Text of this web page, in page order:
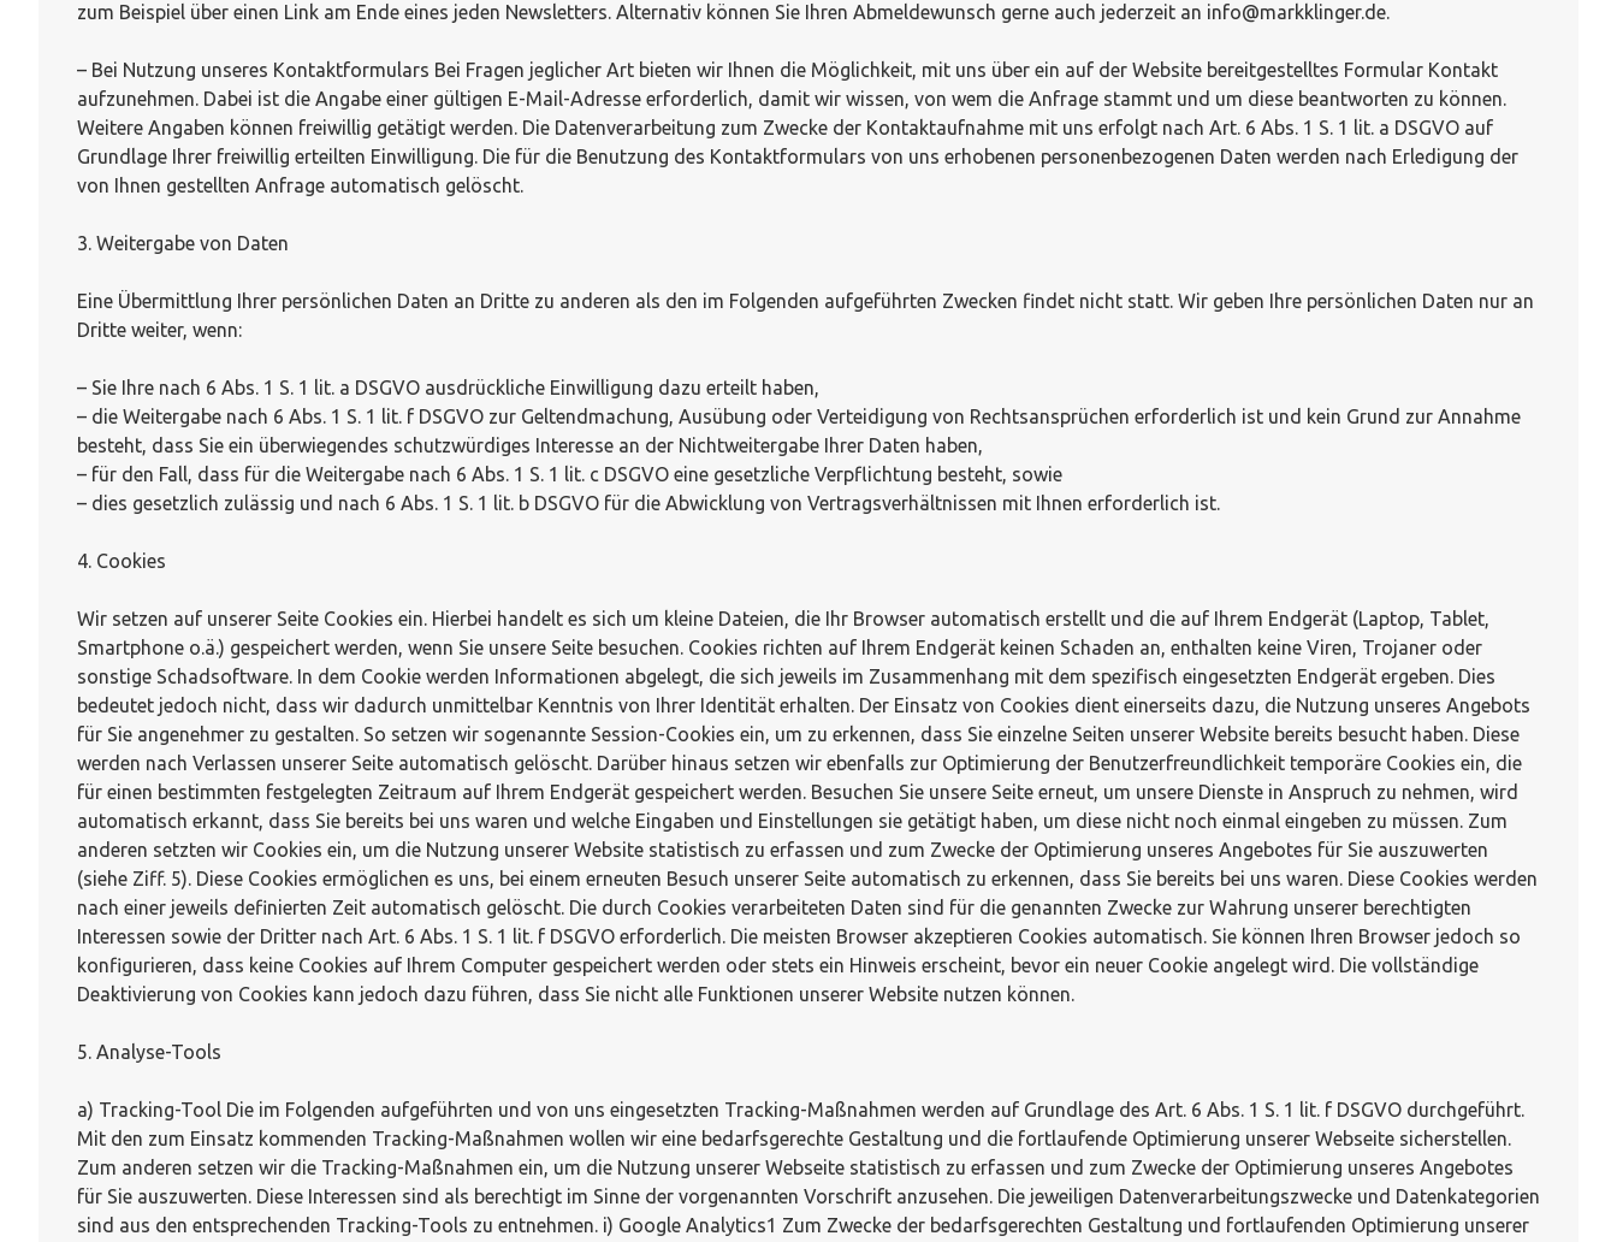
zum Beispiel über einen Link am Ende eines jeden Newsletters. Alternativ können Sie Ihren Abmeldewunsch gerne auch jederzeit an info@markklinger.de.
– Bei Nutzung unseres Kontaktformulars Bei Fragen jeglicher Art bieten wir Ihnen die Möglichkeit, mit uns über ein auf der Website bereitgestelltes Formular Kontakt
aufzunehmen. Dabei ist die Angabe einer gültigen E-Mail-Adresse erforderlich, damit wir wissen, von wem die Anfrage stammt und um diese beantworten zu können.
Weitere Angaben können freiwillig getätigt werden. Die Datenverarbeitung zum Zwecke der Kontaktaufnahme mit uns erfolgt nach Art. 6 Abs. 1 S. 1 lit. a DSGVO auf
Grundlage Ihrer freiwillig erteilten Einwilligung. Die für die Benutzung des Kontaktformulars von uns erhobenen personenbezogenen Daten werden nach Erledigung der
von Ihnen gestellten Anfrage automatisch gelöscht.
3. Weitergabe von Daten
Eine Übermittlung Ihrer persönlichen Daten an Dritte zu anderen als den im Folgenden aufgeführten Zwecken findet nicht statt. Wir geben Ihre persönlichen Daten nur an
Dritte weiter, wenn:
– Sie Ihre nach 6 Abs. 1 S. 1 lit. a DSGVO ausdrückliche Einwilligung dazu erteilt haben,
– die Weitergabe nach 6 Abs. 1 S. 1 lit. f DSGVO zur Geltendmachung, Ausübung oder Verteidigung von Rechtsansprüchen erforderlich ist und kein Grund zur Annahme
besteht, dass Sie ein überwiegendes schutzwürdiges Interesse an der Nichtweitergabe Ihrer Daten haben,
– für den Fall, dass für die Weitergabe nach 6 Abs. 1 S. 1 lit. c DSGVO eine gesetzliche Verpflichtung besteht, sowie
– dies gesetzlich zulässig und nach 6 Abs. 1 S. 1 lit. b DSGVO für die Abwicklung von Vertragsverhältnissen mit Ihnen erforderlich ist.
4. Cookies
Wir setzen auf unserer Seite Cookies ein. Hierbei handelt es sich um kleine Dateien, die Ihr Browser automatisch erstellt und die auf Ihrem Endgerät (Laptop, Tablet,
Smartphone o.ä.) gespeichert werden, wenn Sie unsere Seite besuchen. Cookies richten auf Ihrem Endgerät keinen Schaden an, enthalten keine Viren, Trojaner oder
sonstige Schadsoftware. In dem Cookie werden Informationen abgelegt, die sich jeweils im Zusammenhang mit dem spezifisch eingesetzten Endgerät ergeben. Dies
bedeutet jedoch nicht, dass wir dadurch unmittelbar Kenntnis von Ihrer Identität erhalten. Der Einsatz von Cookies dient einerseits dazu, die Nutzung unseres Angebots
für Sie angenehmer zu gestalten. So setzen wir sogenannte Session-Cookies ein, um zu erkennen, dass Sie einzelne Seiten unserer Website bereits besucht haben. Diese
werden nach Verlassen unserer Seite automatisch gelöscht. Darüber hinaus setzen wir ebenfalls zur Optimierung der Benutzerfreundlichkeit temporäre Cookies ein, die
für einen bestimmten festgelegten Zeitraum auf Ihrem Endgerät gespeichert werden. Besuchen Sie unsere Seite erneut, um unsere Dienste in Anspruch zu nehmen, wird
automatisch erkannt, dass Sie bereits bei uns waren und welche Eingaben und Einstellungen sie getätigt haben, um diese nicht noch einmal eingeben zu müssen. Zum
anderen setzten wir Cookies ein, um die Nutzung unserer Website statistisch zu erfassen und zum Zwecke der Optimierung unseres Angebotes für Sie auszuwerten
(siehe Ziff. 5). Diese Cookies ermöglichen es uns, bei einem erneuten Besuch unserer Seite automatisch zu erkennen, dass Sie bereits bei uns waren. Diese Cookies werden
nach einer jeweils definierten Zeit automatisch gelöscht. Die durch Cookies verarbeiteten Daten sind für die genannten Zwecke zur Wahrung unserer berechtigten
Interessen sowie der Dritter nach Art. 6 Abs. 1 S. 1 lit. f DSGVO erforderlich. Die meisten Browser akzeptieren Cookies automatisch. Sie können Ihren Browser jedoch so
konfigurieren, dass keine Cookies auf Ihrem Computer gespeichert werden oder stets ein Hinweis erscheint, bevor ein neuer Cookie angelegt wird. Die vollständige
Deaktivierung von Cookies kann jedoch dazu führen, dass Sie nicht alle Funktionen unserer Website nutzen können.
5. Analyse-Tools
a) Tracking-Tool Die im Folgenden aufgeführten und von uns eingesetzten Tracking-Maßnahmen werden auf Grundlage des Art. 6 Abs. 1 S. 1 lit. f DSGVO durchgeführt.
Mit den zum Einsatz kommenden Tracking-Maßnahmen wollen wir eine bedarfsgerechte Gestaltung und die fortlaufende Optimierung unserer Webseite sicherstellen.
Zum anderen setzen wir die Tracking-Maßnahmen ein, um die Nutzung unserer Webseite statistisch zu erfassen und zum Zwecke der Optimierung unseres Angebotes
für Sie auszuwerten. Diese Interessen sind als berechtigt im Sinne der vorgenannten Vorschrift anzusehen. Die jeweiligen Datenverarbeitungszwecke und Datenkategorien
sind aus den entsprechenden Tracking-Tools zu entnehmen. i) Google Analytics1 Zum Zwecke der bedarfsgerechten Gestaltung und fortlaufenden Optimierung unserer